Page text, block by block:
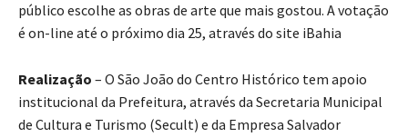
público escolhe as obras de arte que mais gostou. A votação
é on-line até o próximo dia 25, através do site iBahia
Realização – O São João do Centro Histórico tem apoio
institucional da Prefeitura, através da Secretaria Municipal
de Cultura e Turismo (Secult) e da Empresa Salvador